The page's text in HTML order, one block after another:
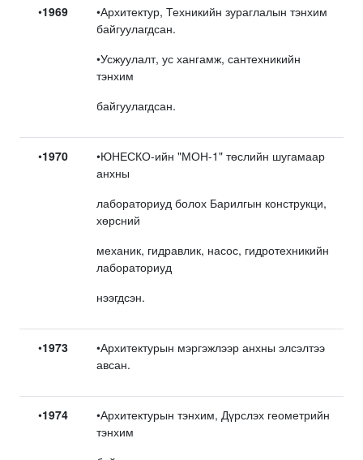
•1969
•Архитектур, Техникийн зураглалын тэнхим
байгуулагдсан.
•Усжуулалт, ус хангамж, сантехникийн
тэнхим
байгуулагдсан.
•1970
•ЮНЕСКО-ийн "МОН-1" төслийн шугамаар
анхны
лабораториуд болох Барилгын конструкци,
хөрсний
механик, гидравлик, насос, гидротехникийн
лабораториуд
нээгдсэн.
•1973
•Архитектурын мэргэжлээр анхны элсэлтээ
авсан.
•1974
•Архитектурын тэнхим, Дүрслэх геометрийн
тэнхим